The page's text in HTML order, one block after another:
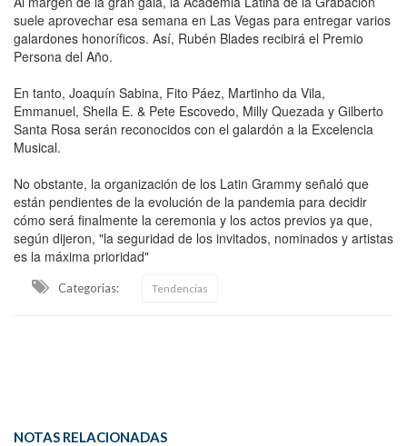
suele aprovechar esa semana en Las Vegas para entregar varios
galardones honoríficos. Así, Rubén Blades recibirá el Premio
Persona del Año.
En tanto, Joaquín Sabina, Fito Páez, Martinho da Vila,
Emmanuel, Sheila E. & Pete Escovedo, Milly Quezada y Gilberto
Santa Rosa serán reconocidos con el galardón a la Excelencia
Musical.
No obstante, la organización de los Latin Grammy señaló que
están pendientes de la evolución de la pandemia para decidir
cómo será finalmente la ceremonia y los actos previos ya que,
según dijeron, "la seguridad de los invitados, nominados y artistas
es la máxima prioridad"
Categorias: Tendencias
NOTAS RELACIONADAS